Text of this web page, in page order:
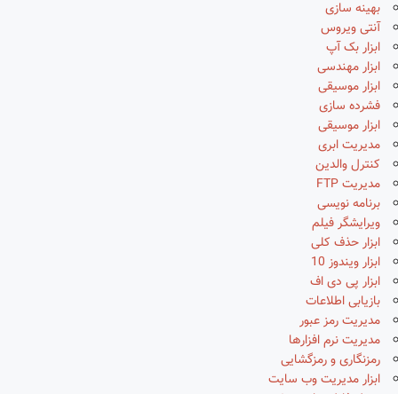
بهینه سازی
آنتی ویروس
ابزار بک آپ
ابزار مهندسی
ابزار موسیقی
فشرده سازی
ابزار موسیقی
مدیریت ابری
کنترل والدین
مدیریت FTP
برنامه نویسی
ویرایشگر فیلم
ابزار حذف کلی
ابزار ویندوز 10
ابزار پی دی اف
بازیابی اطلاعات
مدیریت رمز عبور
مدیریت نرم افزارها
رمزنگاری و رمزگشایی
ابزار مدیریت وب سایت